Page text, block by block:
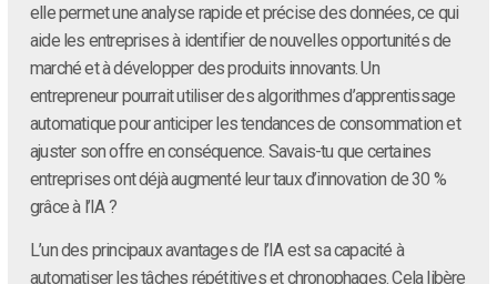
elle permet une analyse rapide et précise des données, ce qui
aide les entreprises à identifier de nouvelles opportunités de
marché et à développer des produits innovants. Un
entrepreneur pourrait utiliser des algorithmes d’apprentissage
automatique pour anticiper les tendances de consommation et
ajuster son offre en conséquence. Savais-tu que certaines
entreprises ont déjà augmenté leur taux d’innovation de 30 %
grâce à l’IA ?
L’un des principaux avantages de l’IA est sa capacité à
automatiser les tâches répétitives et chronophages. Cela libère